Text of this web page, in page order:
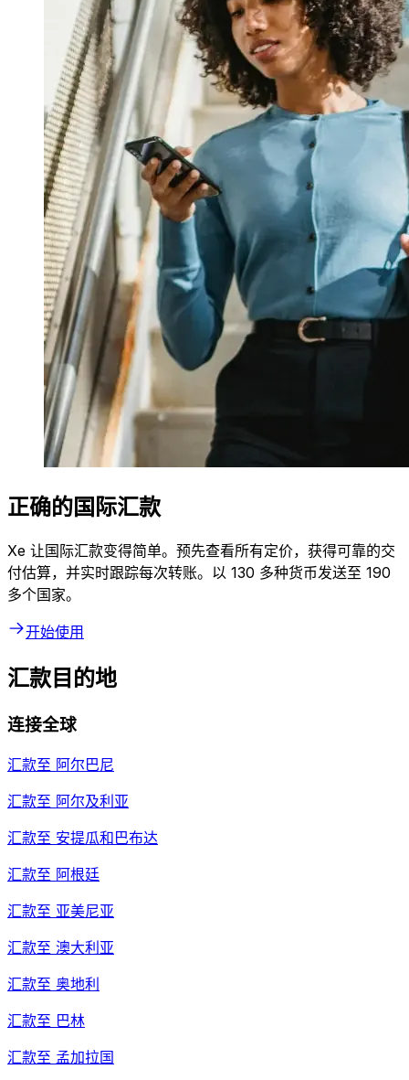
正确的国际汇款
Xe 让国际汇款变得简单。预先查看所有定价，获得可靠的交
付估算，并实时跟踪每次转账。以 130 多种货币发送至 190
多个国家。
开始使用
汇款目的地
连接全球
汇款至 阿尔巴尼
汇款至 阿尔及利亚
汇款至 安提瓜和巴布达
汇款至 阿根廷
汇款至 亚美尼亚
汇款至 澳大利亚
汇款至 奥地利
汇款至 巴林
汇款至 孟加拉国